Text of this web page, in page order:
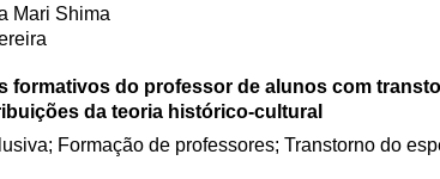
Mari Shima
formativos do professor de alunos com
da teoria histórico-cultural
Formação de professores; Transtorno do